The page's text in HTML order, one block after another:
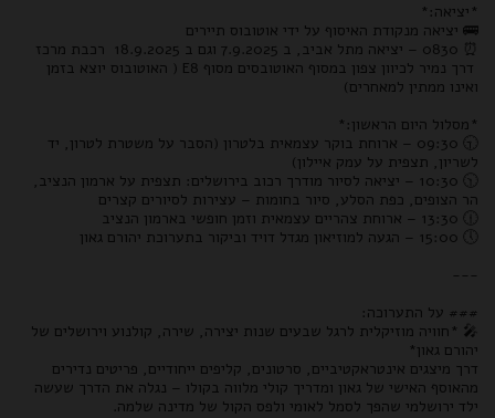
*יציאה:*
🚌 יציאה מנקודת האיסוף על ידי אוטובוס תיירים
⏰ 0830 – יציאה מתל אביב, ב 7.9.2025 וגם ב 18.9.2025 רכבת מרכז
דרך נמיר לכיוון צפון במסוף האוטובסים מסוף E8 ( האוטובוס יוצא בזמן
ואינו ממתין למאחרים)
*מסלול היום הראשון:*
🕤 09:30 – ארוחת בוקר עצמאית בלטרון (הסבר על משטרת לטרון, יד
לשריון, תצפית על עמק איילון)
🕥 10:30 – יציאה לסיור מודרך רכוב בירושלים: תצפית על ארמון הנציב,
הר הצופים, כפת הסלע, סיור בחומות – עצירות לסיורים קצרים
🕔 15:00 – הגעה למוזיאון מגדל דויד וביקור בתערוכת יהורם גאון
---
### על התערוכה:
🎤 *חוויה מוזיקלית לרגל שבעים שנות יצירה, שירה, קולנוע וירושלים של
יהורם גאון*
דרך מיצגים אינטראקטיביים, סרטונים, קליפים ייחודיים, פריטים נדירים
מהאוסף האישי של גאון ומדריך קולי מלווה בקולו – נגלה את הדרך שעשה
ילד ירושלמי שהפך לסמל לאומי ולפס הקול של מדינה שלמה.